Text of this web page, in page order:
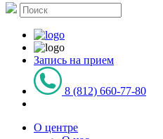
Запись на прием
8 (812) 660-77-80
О центре